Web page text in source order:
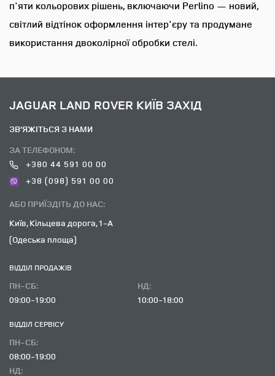
п'яти кольорових рішень, включаючи Perlino — новий,
світлий відтінок оформлення інтер'єру та продумане
використання двоколірної обробки стелі.
JAGUAR LAND ROVER КИЇВ ЗАХІД
ЗВ’ЯЖІТЬСЯ З НАМИ
ЗА ТЕЛЕФОНОМ:
+380 44 591 00 00
+38 (098) 591 00 00
АБО ПРИЇЗДІТЬ ДО НАС:
Київ, Кільцева дорога, 1-А
(Одеська площа)
ВІДДІЛ ПРОДАЖІВ
ПН-СБ:
09:00-19:00
НД:
10:00-18:00
ВІДДІЛ CЕРВІСУ
ПН-СБ:
08:00-19:00
НД: